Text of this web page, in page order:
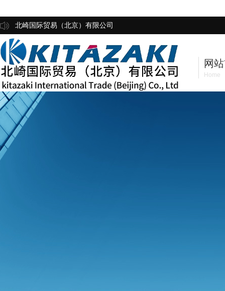
北崎国际贸易（北京）有限公司
网
Home